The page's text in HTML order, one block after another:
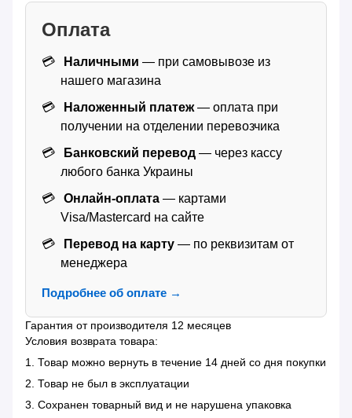
Оплата
Наличными — при самовывозе из
нашего магазина
Наложенный платеж— оплата при
получении на отделении перевозчика
Банковский перевод — через кассу
любого банка Украины
Онлайн-оплата — картами
Visa/Mastercard на сайте
Перевод на карту — по реквизитам от
менеджера
Подробнее об оплате →
Гарантия от производителя 12 месяцев
Условия возврата товара:
1. Товар можно вернуть в течение 14 дней со дня покупки
2. Товар не был в эксплуатации
3. Сохранен товарный вид и не нарушена упаковка